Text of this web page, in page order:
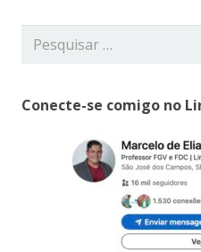
Pesquisar
Conecte-se comigo no